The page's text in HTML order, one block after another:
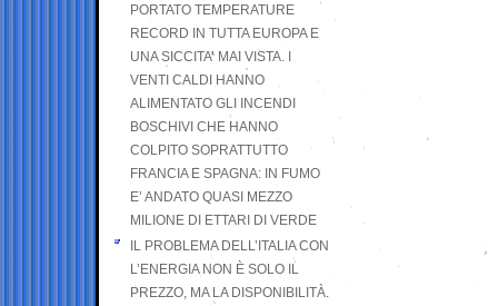
PORTATO TEMPERATURE
RECORD IN TUTTA EUROPA E
UNA SICCITA’ MAI VISTA. I
VENTI CALDI HANNO
ALIMENTATO GLI INCENDI
BOSCHIVI CHE HANNO
COLPITO SOPRATTUTTO
FRANCIA E SPAGNA: IN FUMO
E’ ANDATO QUASI MEZZO
MILIONE DI ETTARI DI VERDE
IL PROBLEMA DELL’ITALIA CON
L’ENERGIA NON È SOLO IL
PREZZO, MA LA DISPONIBILITÀ.